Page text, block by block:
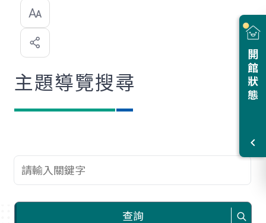
開館狀態
選
喜
歡
主題導覽搜尋
查詢關鍵字
查詢